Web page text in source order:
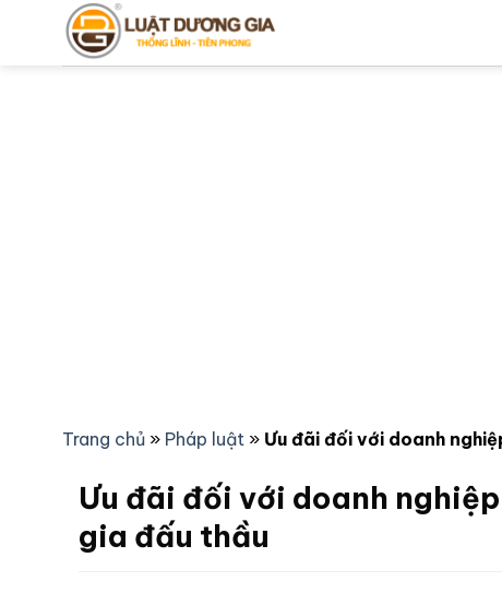
Trang chủ » Pháp luật » Ưu đãi đối với doanh
Ưu đãi đối với doanh
gia đấu thầu